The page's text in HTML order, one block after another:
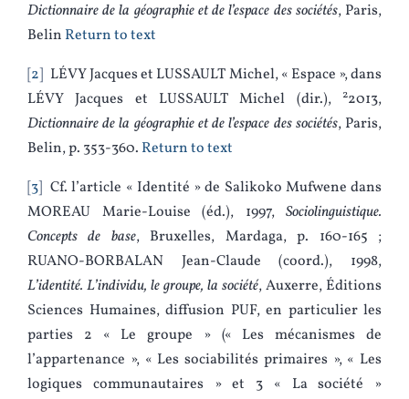
Dictionnaire de la géographie et de l’espace des sociétés, Paris,
Belin Return to text
2
LÉVY Jacques et LUSSAULT Michel, « Espace », dans
LÉVY Jacques et LUSSAULT Michel (dir.),
22013,
Dictionnaire de la géographie et de l’espace des sociétés, Paris,
Belin, p. 353‑360. Return to text
3 Cf. l’article « Identité » de Salikoko Mufwene dans
MOREAU Marie-Louise (éd.), 1997, Sociolinguistique.
Concepts de base, Bruxelles, Mardaga, p. 160‑165 ;
RUANO-BORBALAN Jean-Claude (coord.), 1998,
L’identité. L’individu, le groupe, la société, Auxerre, Éditions
Sciences Humaines, diffusion PUF, en particulier les
parties 2 « Le groupe » (« Les mécanismes de
l’appartenance », « Les sociabilités primaires », « Les
logiques communautaires » et 3 « La société »